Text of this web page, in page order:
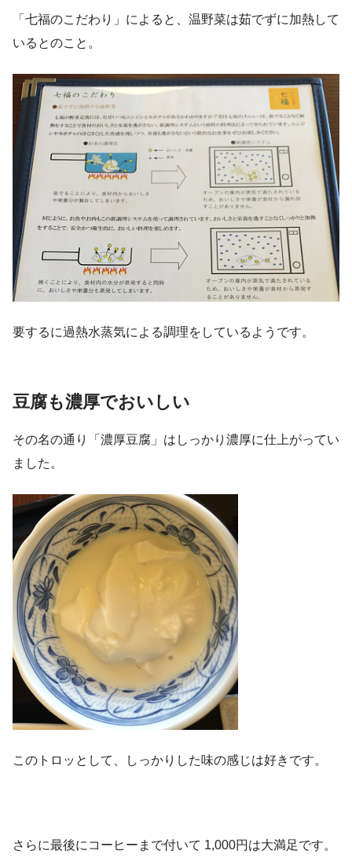
「七福のこだわり」によると、温野菜は茹でずに加熱して
いるとのこと。
要するに過熱水蒸気による調理をしているようです。
豆腐も濃厚でおいしい
その名の通り「濃厚豆腐」はしっかり濃厚に仕上がってい
ました。
このトロッとして、しっかりした味の感じは好きです。
さらに最後にコーヒーまで付いて 1,000円は大満足です。